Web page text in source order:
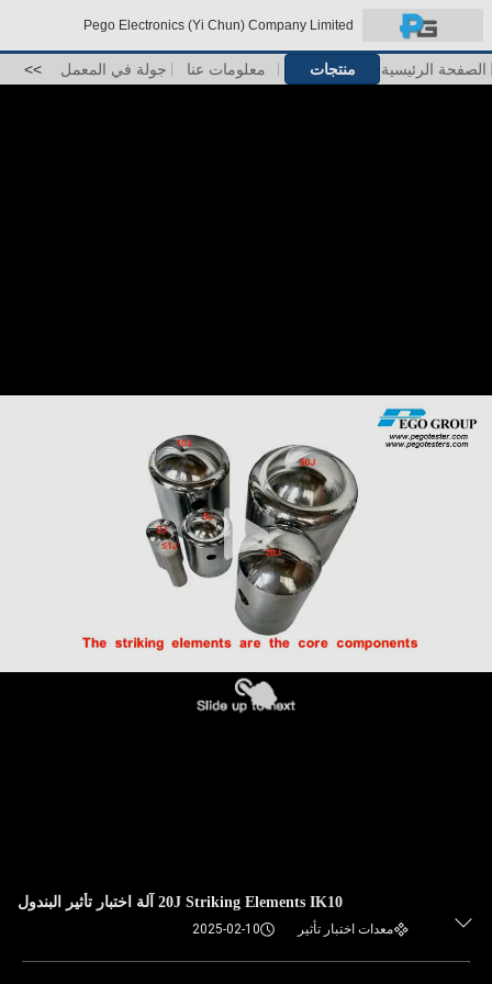
Pego Electronics (Yi Chun) Company Limited
الصفحة الرئيسية منتجات معلومات عنا جولة في المعمل >>
20J Striking Elements IK10 آلة اختبار تأثير البندول
معدات اختبار تأثير 2025-02-10